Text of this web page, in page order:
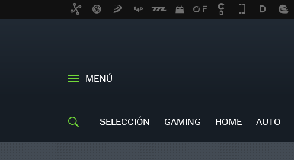
MENÚ
SELECCIÓN GAMING HOME AUTO